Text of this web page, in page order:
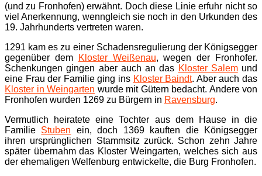
(und zu Fronhofen) erwähnt. Doch diese Linie erfuhr nicht so
viel Anerkennung, wenngleich sie noch in den Urkunden des
19. Jahrhunderts vertreten waren.
1291 kam es zu einer Schadensregulierung der Königsegger
gegenüber dem
Kloster Weißenau, wegen der Fronhofer.
Schenkungen gingen aber auch an das Kloster Salemund
eine Frau der Familie ging ins Kloster Baindt. Aber auch das
Kloster in Weingarten wurde mit Gütern bedacht. Andere von
Fronhofen wurden 1269 zu Bürgern in Ravensburg.
Vermutlich heiratete eine Tochter aus dem Hause in die
Familie Stuben ein, doch 1369 kauften die Königsegger
ihren ursprünglichen Stammsitz zurück. Schon zehn Jahre
später übernahm das Kloster Weingarten, welches sich aus
der ehemaligen Welfenburg entwickelte, die Burg Fronhofen.